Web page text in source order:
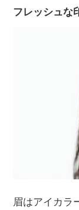
フレッシュな
眉はアイカラ